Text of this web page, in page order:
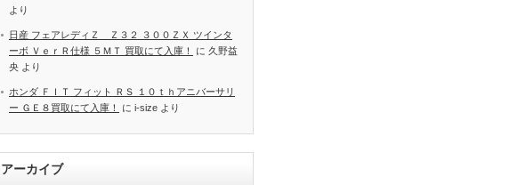
より
日産 フェアレディＺ Ｚ３２ ３００ＺＸ ツインタ
ーボ ＶｅｒＲ仕様 ５ＭＴ 買取にて入庫！
に 久野益
央 より
ホンダ ＦＩＴ フィット ＲＳ １０ｔｈアニバーサリ
ー ＧＥ８買取にて入庫！
に i-size より
アーカイブ